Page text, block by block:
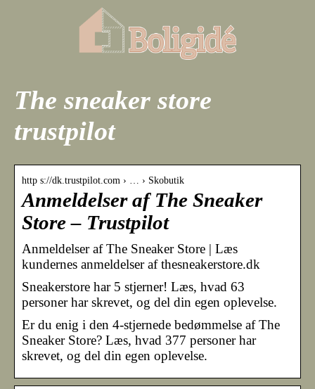
The sneaker store
trustpilot
http s://dk.trustpilot.com › … › Skobutik
Anmeldelser af The Sneaker
Store – Trustpilot
Anmeldelser af The Sneaker Store | Læs
kundernes anmeldelser af thesneakerstore.dk
Sneakerstore har 5 stjerner! Læs, hvad 63
personer har skrevet, og del din egen oplevelse.
Er du enig i den 4-stjernede bedømmelse af The
Sneaker Store? Læs, hvad 377 personer har
skrevet, og del din egen oplevelse.